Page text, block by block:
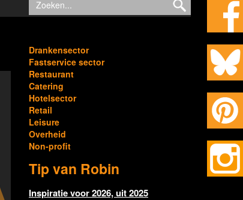
Drankensector
Fastservice sector
Restaurant
Catering
Hotelsector
Retail
Leisure
Overheid
Non-profit
Tip van Robin
Inspiratie voor 2026, uit 2025